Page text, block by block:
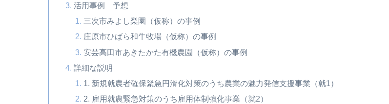
活用事例 予想
三次市みよし梨園（仮称）の事例
庄原市ひばら和牛牧場（仮称）の事例
安芸高田市あきたかた有機農園（仮称）の事例
詳細な説明
1. 新規就農者確保緊急円滑化対策のうち農業の魅力発信支援事業（就1）
2. 雇用就農緊急対策のうち雇用体制強化事業（就2）